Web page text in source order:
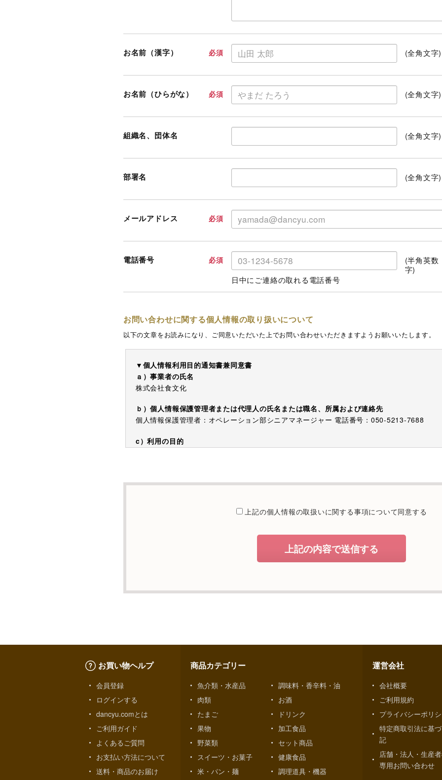
お名前（漢字） 必須 (全角文字)
お名前（ひらがな） 必須 (全角文字)
組織名、団体名 (全角文字)
部署名 (全角文字)
メールアドレス 必須
電話番号 必須
日中にご連絡の取れる電話番号
(半角英数
字)
お問い合わせに関する個人情報の取り扱いについて
以下の文章をお読みになり、ご同意いただいた上でお問い合わせいただきますようお願いいたします。
▼個人情報利用目的通知書兼同意書
ａ）事業者の氏名
株式会社食文化
ｂ）個人情報保護管理者または代理人の氏名または職名、所属および連絡先
個人情報保護管理者：オペレーション部シニアマネージャー 電話番号：050-5213-7688
c）利用の目的
d）個人情報を第三者に提供することが予定される場合の事項
e）個人情報の取扱いの委託を行うことが予定される場合
f）開示対象個人情報の開示等および問合せ窓口について
絡先までお願い致します。
h）弊社は、弊社のウェブサイトへのアクセス状況について、アクセスログ、Cookie（クッ
います。これらには、お客様のお名前、ご住所、電話番号、電子メールアドレスなど、お客
切含まれておりません。
個人情報に関する問合わせ窓口
個人情報保護管理者：オペレーション部シニアマネージャー
〒106-0044 東京都港区東麻布一丁目２７番１号 東麻布食文化ビル４階
ＴＥＬ：050-5213-7688
ＦＡＸ：047-401-6847
上記の個人情報の取扱いに関する事項について同意する
上記の内容で送信する
お買い物ヘルプ
会員登録
ログインする
dancyu.comとは
ご利用ガイド
よくあるご質問
お支払い方法について
送料・商品のお届け
商品カテゴリー
魚介類・水産品
肉類
たまご
果物
野菜類
スイーツ・お菓子
米・パン・麺
調味料・香辛料・油
お酒
ドリンク
加工食品
セット商品
健康食品
調理道具・機器
運営会社
会社概要
ご利用規約
プライバシーポリ
特定商取引法に基
記
店舗・法人・生産
専用お問い合わせ